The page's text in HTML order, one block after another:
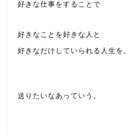
好きな仕事をすることで
好きなことを好きな人と
好きなだけしていられる人生を。
送りたいなあっていう。